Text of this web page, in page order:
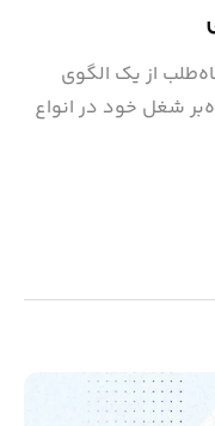
از یک الگوی
شغل خود در انواع